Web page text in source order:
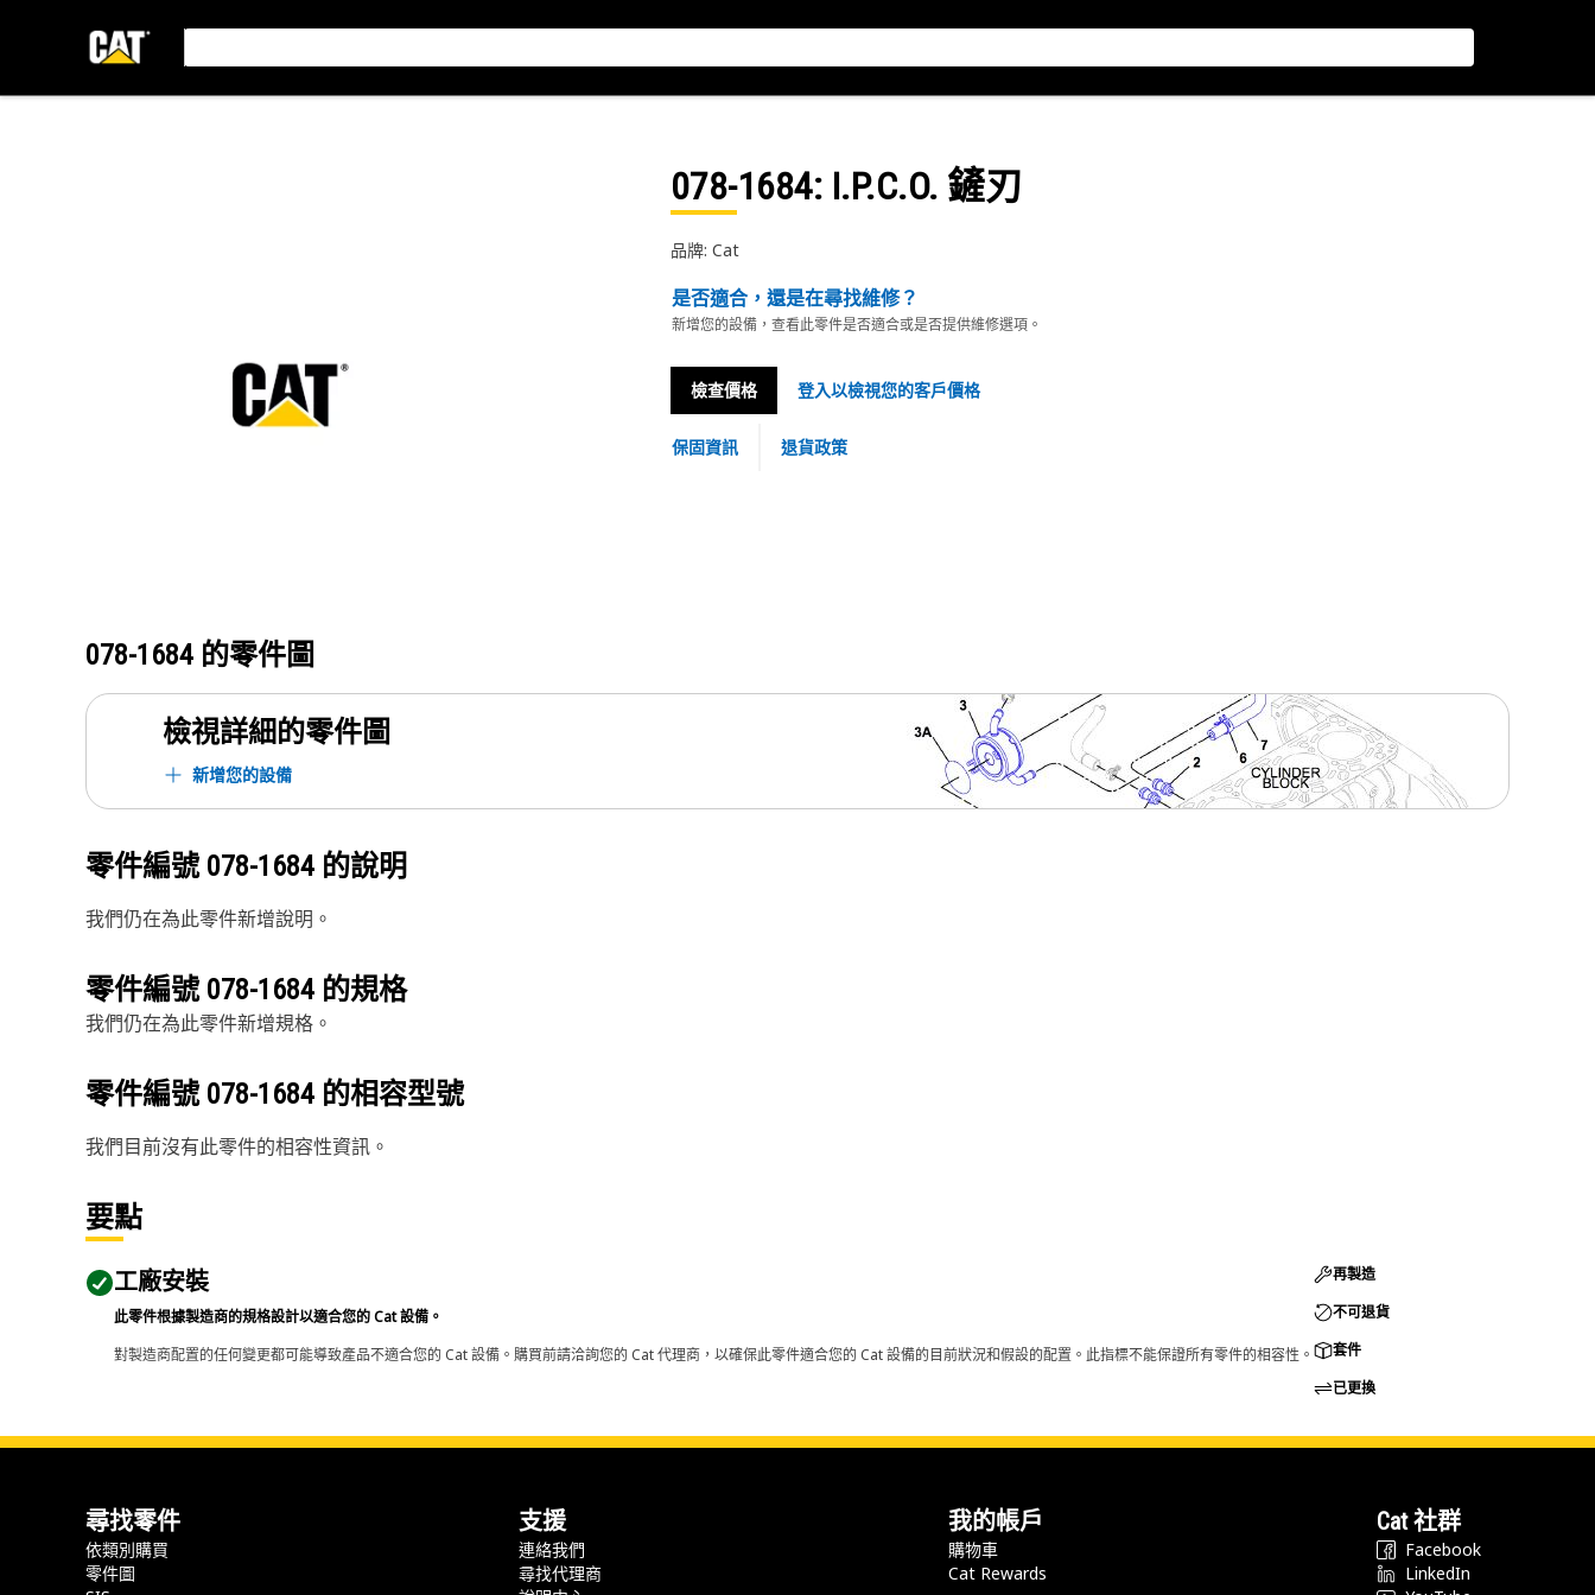
078-1684: I.P.C.O. 鏟刃
品牌: Cat
是否適合，還是在尋找維修？
新增您的設備，查看此零件是否適合或是否提供維修選項。
檢查價格 登入以檢視您的客戶價格
保固資訊 退貨政策
078-1684 的零件圖
檢視詳細的零件圖
新增您的設備
零件編號 078-1684 的說明
我們仍在為此零件新增說明。
零件編號 078-1684 的規格
我們仍在為此零件新增規格。
零件編號 078-1684 的相容型號
我們目前沒有此零件的相容性資訊。
要點
工廠安裝
此零件根據製造商的規格設計以適合您的 Cat 設備。
對製造商配置的任何變更都可能導致產品不適合您的 Cat 設備。購買前請洽詢您的 Cat 代理商，以確保此零件適合您的 Cat 設備的目前狀況和假設的配置。此指標不能保證所有零件的相容性。
再製造
不可退貨
套件
已更換
尋找零件
依類別購買
零件圖
支援
連絡我們
尋找代理商
我的帳戶
購物車
Cat Rewards
Cat 社群
Facebook
LinkedIn